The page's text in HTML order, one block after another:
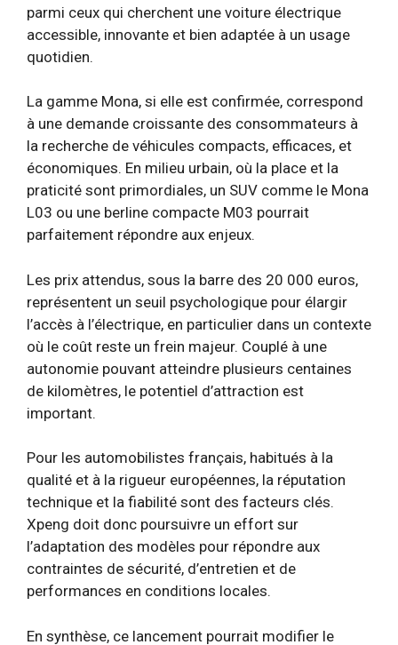
parmi ceux qui cherchent une voiture électrique
accessible, innovante et bien adaptée à un usage
quotidien.
La gamme Mona, si elle est confirmée, correspond
à une demande croissante des consommateurs à
la recherche de véhicules compacts, efficaces, et
économiques. En milieu urbain, où la place et la
praticité sont primordiales, un SUV comme le Mona
L03 ou une berline compacte M03 pourrait
parfaitement répondre aux enjeux.
Les prix attendus, sous la barre des 20 000 euros,
représentent un seuil psychologique pour élargir
l’accès à l’électrique, en particulier dans un contexte
où le coût reste un frein majeur. Couplé à une
autonomie pouvant atteindre plusieurs centaines
de kilomètres, le potentiel d’attraction est
important.
Pour les automobilistes français, habitués à la
qualité et à la rigueur européennes, la réputation
technique et la fiabilité sont des facteurs clés.
Xpeng doit donc poursuivre un effort sur
l’adaptation des modèles pour répondre aux
contraintes de sécurité, d’entretien et de
performances en conditions locales.
En synthèse, ce lancement pourrait modifier le